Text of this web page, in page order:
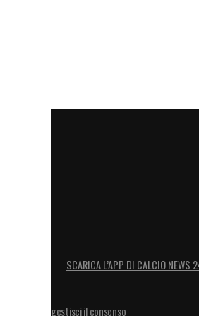
Una direzione
SCARICA L’APP DI CALCIO NEWS
gestisci il consenso